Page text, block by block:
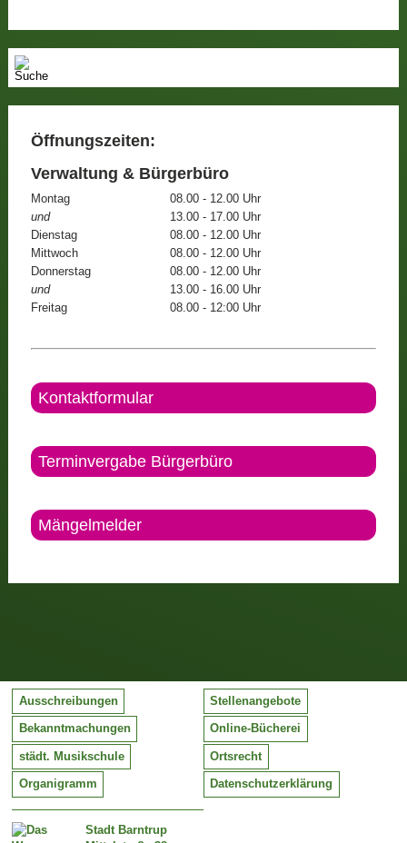
Öffnungszeiten:
Verwaltung & Bürgerbüro
Montag
08.00 - 12.00 Uhr
und
13.00 - 17.00 Uhr
Dienstag
08.00 - 12.00 Uhr
Mittwoch
08.00 - 12.00 Uhr
Donnerstag
08.00 - 12.00 Uhr
und
13.00 - 16.00 Uhr
Freitag
08.00 - 12:00 Uhr
Kontaktformular
Terminvergabe Bürgerbüro
Mängelmelder
Stadt Barntrup
Ausschreibungen Stellenangebote
Bekanntmachungen Online-Bücherei
städt. Musikschule Ortsrecht
Organigramm Datenschutzerklärung